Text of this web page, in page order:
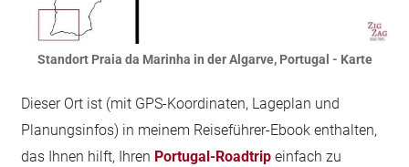
Standort Praia da Marinha in der Algarve, Portugal - Karte
Dieser Ort ist (mit GPS-Koordinaten, Lageplan und
Planungsinfos) in meinem Reiseführer-Ebook enthalten,
das Ihnen hilft, Ihren Portugal-Roadtrip einfach zu